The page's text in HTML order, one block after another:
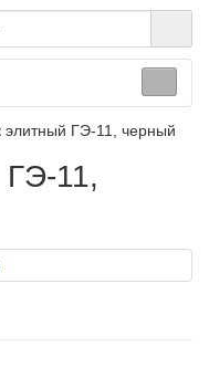
элитный ГЭ-11, черный
ГЭ-11,